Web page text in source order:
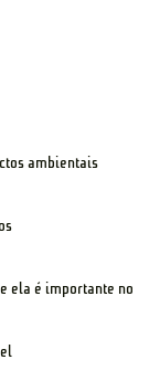
ambientais
ela é importante no